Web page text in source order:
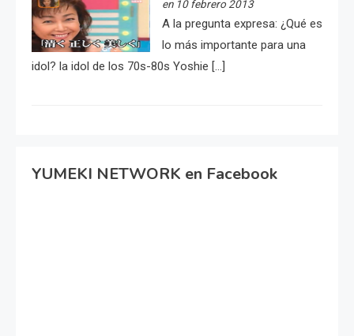
en 10 febrero 2013
A la pregunta expresa: ¿Qué es
lo más importante para una
idol? la idol de los 70s-80s Yoshie […]
YUMEKI NETWORK en Facebook